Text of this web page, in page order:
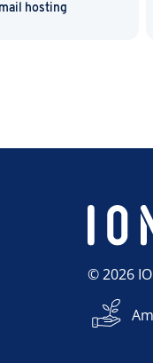
hosting
© 2026